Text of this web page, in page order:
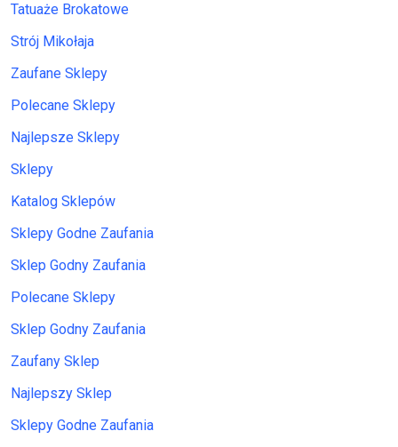
Tatuaże Brokatowe
Strój Mikołaja
Zaufane Sklepy
Polecane Sklepy
Najlepsze Sklepy
Sklepy
Katalog Sklepów
Sklepy Godne Zaufania
Sklep Godny Zaufania
Polecane Sklepy
Sklep Godny Zaufania
Zaufany Sklep
Najlepszy Sklep
Sklepy Godne Zaufania